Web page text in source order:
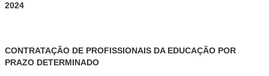
2024
CONTRATAÇÃO DE PROFISSIONAIS DA EDUCAÇÃO POR
PRAZO DETERMINADO